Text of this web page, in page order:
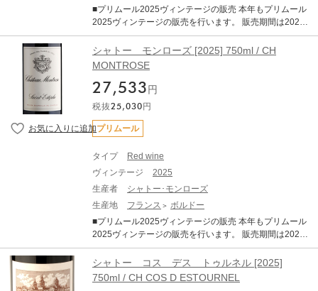
に応じてご決済時に加算となります。 ※TERRADA WIN
E STORAGEボトル保管へのお届けも可能です。
も最も少ないレベルに落ち込んでいます。前年の天候に
よる水分ストレスなどが要因とされていますが、生産量
が限定的なヴィンテージとなります。 赤ワインは総じて
非常に品質が良く、濃厚で骨格がありながらもエレガン
トで、純粋な果実味を備えています。 タンニンは総じて
せます。 また、白ワインも大変すばらしいヴィンテージ
です。 完熟ブドウ由来のアロマティックさと、早い収穫
しい仕上がりです 純度、複雑さ、バランスを兼ね備えた
備えております。 ------------------------- ※写真はイメージ
となります。エチケットなど変更となる場合がございま
す。 ※説明の内容はAI翻訳による和訳を掲載しておりま
す。 ※クール便にてお届けいたします。 ※ご配送料はご
購入状況に応じてご決済時に加算となります。 ※TERRA
DA WINE STORAGEボトル保管へのお届けも可能です。
■プリムール2025ヴィンテージの販売 本年もプリムール
2025ヴィンテージの販売を行います。 販売期間は2026
年7月21日17:00～11月30日までとなります。 ■商品につ
いて シャトー ダルマイヤック [2025] 750ml ×1 ・WA
(Wine Advocate) ・JS （James Suckling） ■ボルドー20
25年について 2025年ヴィンテージは、近年の高糖度・
高アルコール化の傾向から一転し、「クラシックなアル
コール度数」と「完璧なバランス」、「エレガンス」が
備わった、長期熟成ポテンシャルの秘めた素晴しいヴィ
ンテージとなりました。 6～8月の平均気温は過去10年平
均を大きく上回る暑く乾燥した夏でしたが、夜間に気温
て、過熟感やオークの主張といった過剰な要素が極めて
少なく 、濃縮感、フレッシュさ、タンニン、果実味、精
緻さが完璧なバランスで調和しています。 歴史的な低収
量でリリースの本数はこの30年の中でも最も少ないレベ
などが要因とされていますが、生産量が限定的なヴィン
テージとなります。 赤ワインは総じて非常に品質が良
く、濃厚で骨格がありながらもエレガントで、純粋な果
実味を備えています。 タンニンは総じて量が多く、長期
熟成のポテンシャルの高さを強く感じさせます。 また、
シャトー モンローズ [2025] 750ml / CH
MONTROSE
27,533 円
税抜25,030 円
プリムール
タイプ
Red wine
ヴィンテージ
2025
生産者
シャトー･モンローズ
生産地
フランス
ボルドー
■プリムール2025ヴィンテージの販売 本年もプリムール
2025ヴィンテージの販売を行います。 販売期間は2026
年7月21日17:00～11月30日までとなります。 ※商品の
お届け予定は2028年秋～2029年2月頃となります。 ■商
品について シャトー モンローズ [2025] 750ml ×1 ・WA
98-100 (Wine Advocate) ・JS 97-98（James Suckling）
シャトー コス デス トゥルネル [2025]
750ml / CH COS D ESTOURNEL